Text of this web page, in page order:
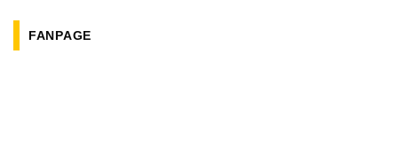
FANPAGE